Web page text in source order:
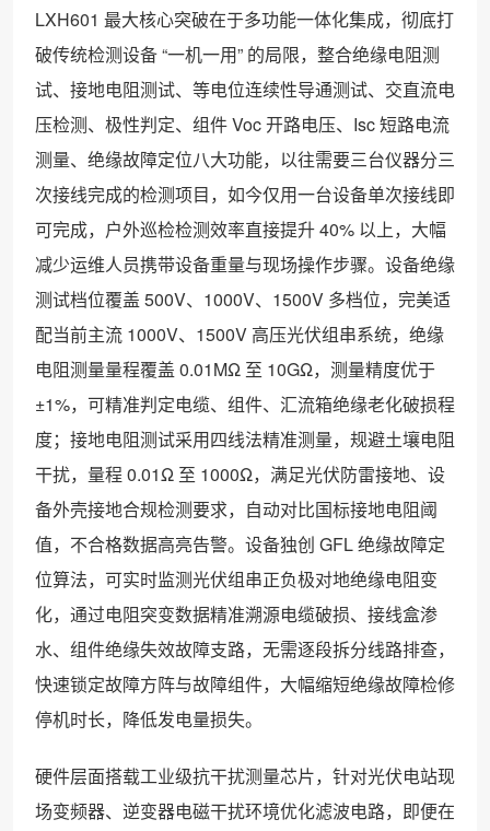
LXH601 最大核心突破在于多功能一体化集成，彻底打
破传统检测设备 “一机一用” 的局限，整合绝缘电阻测
试、接地电阻测试、等电位连续性导通测试、交直流电
压检测、极性判定、组件 Voc 开路电压、Isc 短路电流
测量、绝缘故障定位八大功能，以往需要三台仪器分三
次接线完成的检测项目，如今仅用一台设备单次接线即
可完成，户外巡检检测效率直接提升 40% 以上，大幅
减少运维人员携带设备重量与现场操作步骤。设备绝缘
测试档位覆盖 500V、1000V、1500V 多档位，完美适
配当前主流 1000V、1500V 高压光伏组串系统，绝缘
电阻测量量程覆盖 0.01MΩ 至 10GΩ，测量精度优于
±1%，可精准判定电缆、组件、汇流箱绝缘老化破损程
度；接地电阻测试采用四线法精准测量，规避土壤电阻
干扰，量程 0.01Ω 至 1000Ω，满足光伏防雷接地、设
备外壳接地合规检测要求，自动对比国标接地电阻阈
值，不合格数据高亮告警。设备独创 GFL 绝缘故障定
位算法，可实时监测光伏组串正负极对地绝缘电阻变
化，通过电阻突变数据精准溯源电缆破损、接线盒渗
水、组件绝缘失效故障支路，无需逐段拆分线路排查，
快速锁定故障方阵与故障组件，大幅缩短绝缘故障检修
停机时长，降低发电量损失。
硬件层面搭载工业级抗干扰测量芯片，针对光伏电站现
场变频器、逆变器电磁干扰环境优化滤波电路，即便在